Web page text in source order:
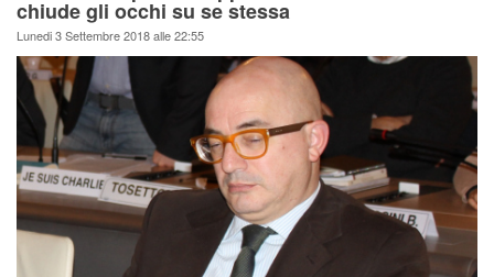
chiude gli occhi su se stessa
Lunedi 3 Settembre 2018 alle 22:55